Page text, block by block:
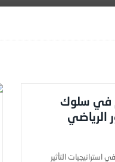
في سلوك
الرياضي
استراتيجيات التأثير